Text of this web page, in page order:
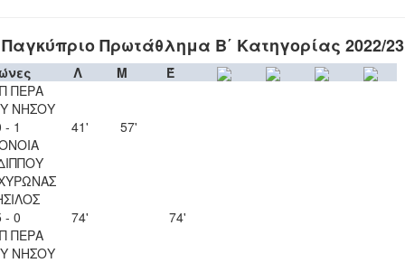
Παγκύπριο Πρωτάθλημα Β΄ Κατηγορίας 2022/23
Λ Μ
Έ
ΠΕΡΑ
ΝΗΣΟΥ
- 1
41' 57'
- 0
ΠΕΡΑ
ΝΗΣΟΥ
74' 74'